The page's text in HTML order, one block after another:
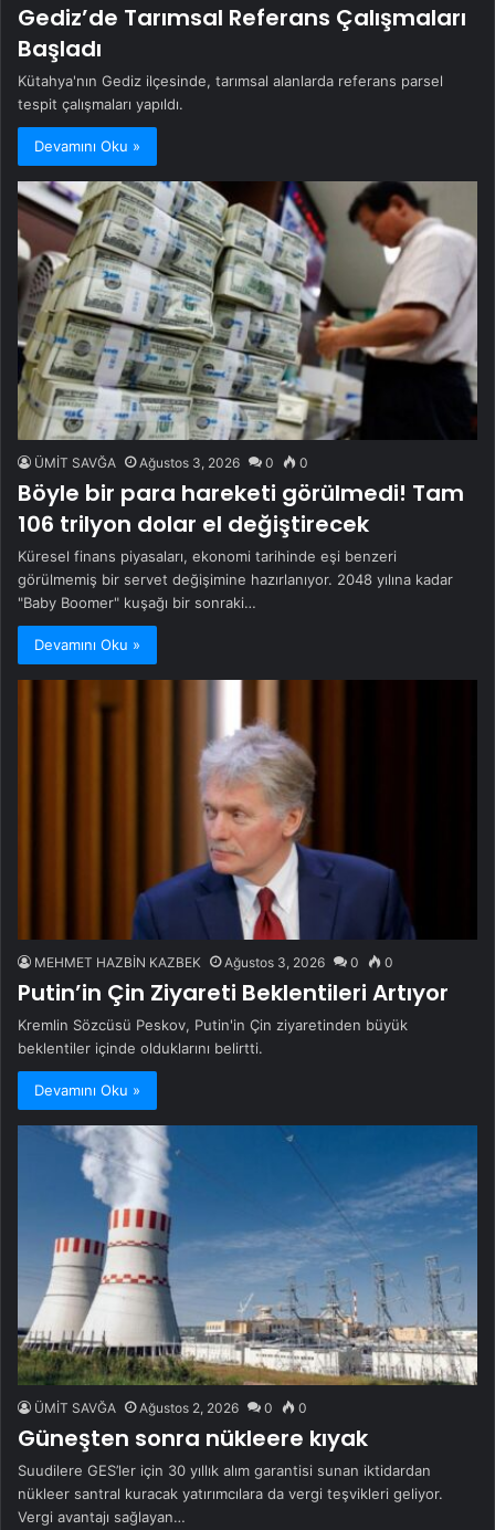
Gediz’de Tarımsal Referans Çalışmaları
Başladı
Kütahya'nın Gediz ilçesinde, tarımsal alanlarda referans parsel
tespit çalışmaları yapıldı.
Devamını Oku »
ÜMİT SAVĞA Ağustos 3, 2026 0 0
Böyle bir para hareketi görülmedi! Tam
106 trilyon dolar el değiştirecek
Küresel finans piyasaları, ekonomi tarihinde eşi benzeri
görülmemiş bir servet değişimine hazırlanıyor. 2048 yılına kadar
"Baby Boomer" kuşağı bir sonraki…
Devamını Oku »
MEHMET HAZBİN KAZBEK Ağustos 3, 2026 0 0
Putin’in Çin Ziyareti Beklentileri Artıyor
Kremlin Sözcüsü Peskov, Putin'in Çin ziyaretinden büyük
beklentiler içinde olduklarını belirtti.
Devamını Oku »
ÜMİT SAVĞA Ağustos 2, 2026 0 0
Güneşten sonra nükleere kıyak
Suudilere GES’ler için 30 yıllık alım garantisi sunan iktidardan
nükleer santral kuracak yatırımcılara da vergi teşvikleri geliyor.
Vergi avantajı sağlayan…